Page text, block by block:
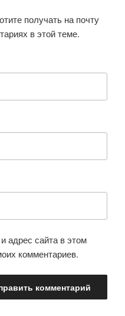
получать на почту
в этой теме.
адрес сайта в этом
комментариев.